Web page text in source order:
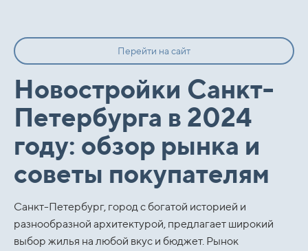
Перейти на сайт
Новостройки Санкт-
Петербурга в 2024
году: обзор рынка и
советы покупателям
Санкт-Петербург, город с богатой историей и
разнообразной архитектурой, предлагает широкий
выбор жилья на любой вкус и бюджет. Рынок